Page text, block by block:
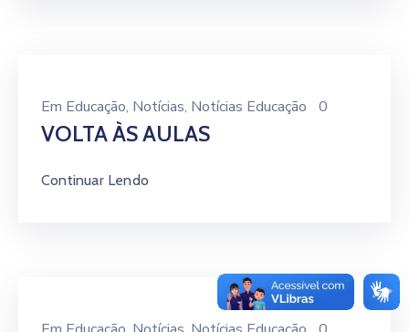
Em Educação‚ Notícias‚ Notícias Educação 0
VOLTA ÀS AULAS
Continuar Lendo